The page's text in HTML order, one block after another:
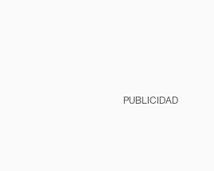
PUBLICIDAD